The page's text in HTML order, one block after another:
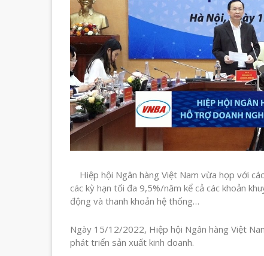
Hiệp hội Ngân hàng Việt Nam vừa họp với
các kỳ hạn tối đa 9,5%/năm kể cả các khoản
động và thanh khoản hệ thống…
Ngày 15/12/2022, Hiệp hội Ngân hàng Việt
phát triển sản xuất kinh doanh.